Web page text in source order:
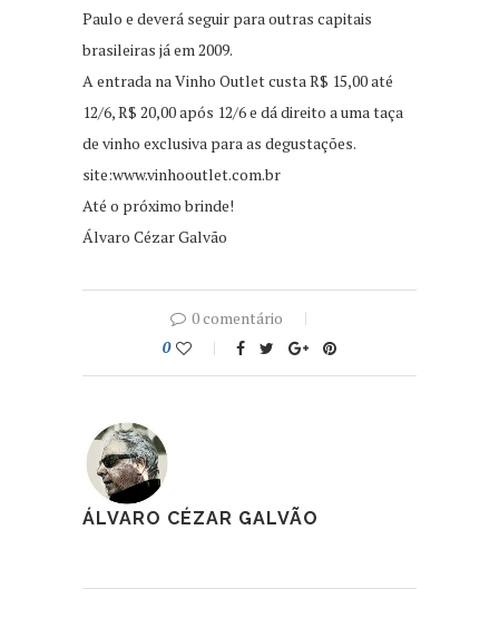
Paulo e deverá seguir para outras capitais
brasileiras já em 2009.
A entrada na Vinho Outlet custa R$ 15,00 até
12/6, R$ 20,00 após 12/6 e dá direito a uma taça
de vinho exclusiva para as degustações.
site:www.vinhooutlet.com.br
Até o próximo brinde!
Álvaro Cézar Galvão
0 comentário
0
ÁLVARO CÉZAR GALVÃO